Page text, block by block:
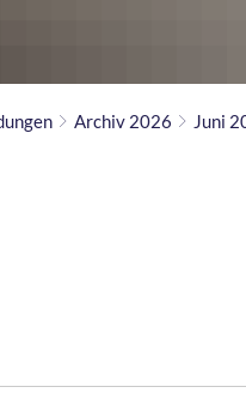
Archiv 2026
Juni